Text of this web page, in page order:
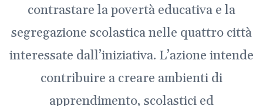
contrastare la povertà educativa e la
segregazione scolastica nelle quattro città
interessate dall’iniziativa. L’azione intende
contribuire a creare ambienti di
apprendimento, scolastici ed